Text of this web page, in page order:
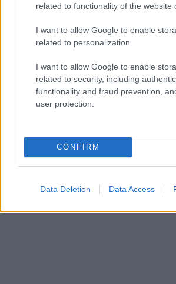
related to functionality of the website
I want to allow Google to enable
related to personalization.
I want to allow Google to enable
related to security, including
functionality and fraud prevention,
user protection.
CONFIRM
Data Deletion Data Access